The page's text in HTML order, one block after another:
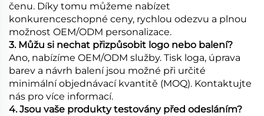
čenu. Díky tomu můžeme nabízet
konkurenceschopné ceny, rychlou odezvu a plnou
možnost OEM/ODM personalizace.
3. Můžu si nechat přizpůsobit logo nebo balení?
Ano, nabízíme OEM/ODM služby. Tisk loga, úprava
barev a návrh balení jsou možné při určité
minimální objednávací kvantitě (MOQ). Kontaktujte
nás pro více informací.
4. Jsou vaše produkty testovány před odesláním?